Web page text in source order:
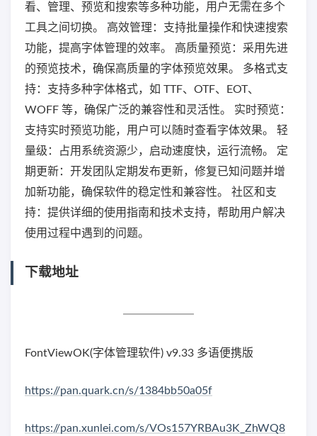
看、管理、预览和搜索等多种功能，用户无需在多个
工具之间切换。 高效管理：支持批量操作和快速搜索
功能，提高字体管理的效率。 高质量预览：采用先进
的预览技术，确保高质量的字体预览效果。 多格式支
持：支持多种字体格式，如 TTF、OTF、EOT、
WOFF 等，确保广泛的兼容性和灵活性。 实时预览：
支持实时预览功能，用户可以随时查看字体效果。 轻
量级：占用系统资源少，启动速度快，运行流畅。 定
期更新：开发团队定期发布更新，修复已知问题并增
加新功能，确保软件的稳定性和兼容性。 社区和支
持：提供详细的使用指南和技术支持，帮助用户解决
使用过程中遇到的问题。
下载地址
FontViewOK(字体管理软件) v9.33 多语便携版
https://pan.quark.cn/s/1384bb50a05f
https://pan.xunlei.com/s/VOs157YRBAu3K_ZhWQ8